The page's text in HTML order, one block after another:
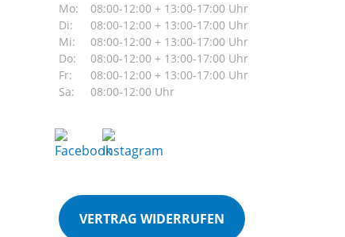
Mo:
08:00-12:00 + 13:00-17:00 Uhr
Di:
08:00-12:00 + 13:00-17:00 Uhr
Mi:
08:00-12:00 + 13:00-17:00 Uhr
Do:
08:00-12:00 + 13:00-17:00 Uhr
Fr:
08:00-12:00 + 13:00-17:00 Uhr
Sa:
08:00-12:00 Uhr
VERTRAG WIDERRUFEN